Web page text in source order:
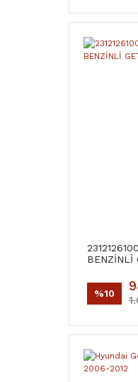
BENZİNLİ
%10